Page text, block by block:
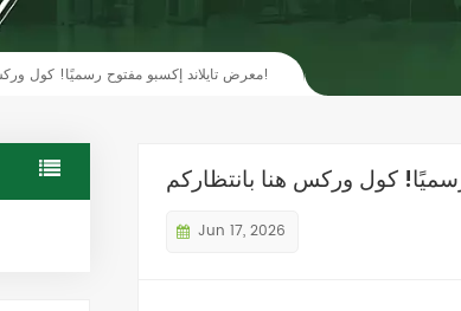
معرض تايلاند إكسبو مفتوح رسميًا! كول وركس هنا بانتظاركم!
Jun 17, 2026